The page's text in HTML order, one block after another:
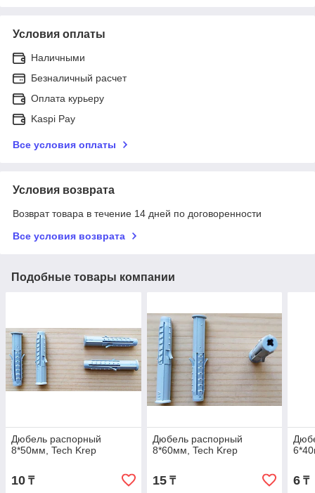
Условия оплаты
Наличными
Безналичный расчет
Оплата курьеру
Kaspi Pay
Все условия оплаты
Условия возврата
Возврат товара в течение 14 дней по договоренности
Все условия возврата
Подобные товары компании
Дюбель распорный
8*50мм, Tech Krep
10 ₸
Дюбель распорный
8*60мм, Tech Krep
15₸ 6 ₸